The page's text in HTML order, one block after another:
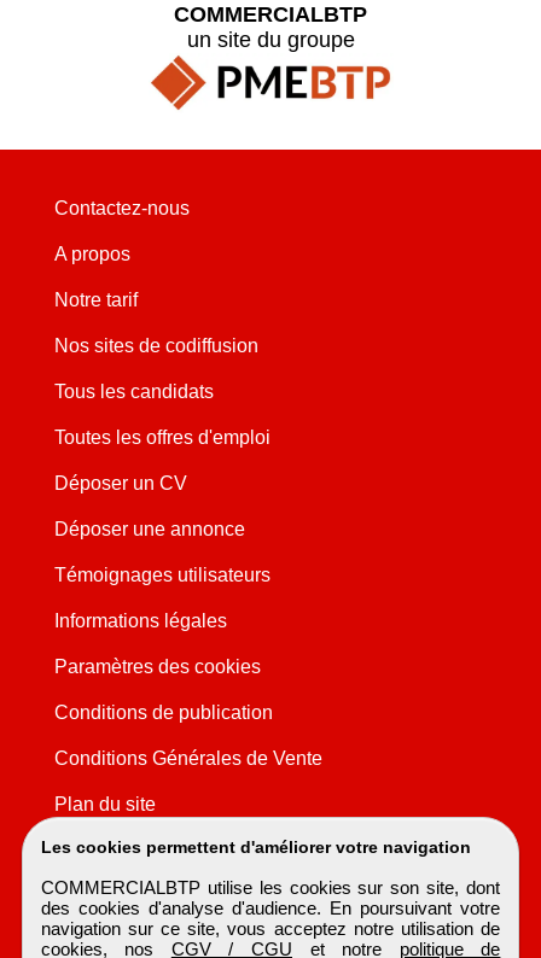
Les cookies permettent d'améliorer votre navigation
COMMERCIALBTP utilise les cookies sur son site, dont
des cookies d'analyse d'audience. En poursuivant votre
navigation sur ce site, vous acceptez notre utilisation de
cookies, nos CGV / CGU et notre politique de
COMMERCIALBTP
un site du groupe
Contactez-nous
A propos
Notre tarif
Nos sites de codiffusion
Tous les candidats
Toutes les offres d'emploi
Déposer un CV
Déposer une annonce
Témoignages utilisateurs
Informations légales
Paramètres des cookies
Conditions de publication
Conditions Générales de Vente
Plan du site